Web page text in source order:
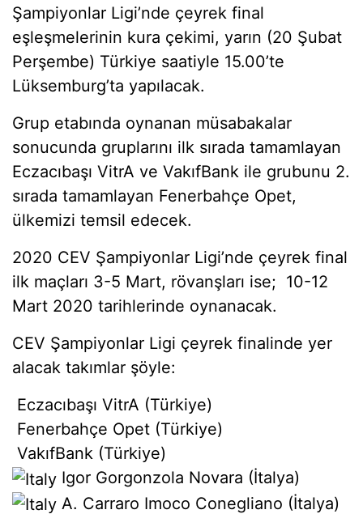
Şampiyonlar Ligi’nde çeyrek final
eşleşmelerinin kura çekimi, yarın (20 Şubat
Perşembe) Türkiye saatiyle 15.00’te
Lüksemburg’ta yapılacak.
Grup etabında oynanan müsabakalar
sonucunda gruplarını ilk sırada tamamlayan
Eczacıbaşı VitrA ve VakıfBank ile grubunu 2.
sırada tamamlayan Fenerbahçe Opet,
ülkemizi temsil edecek.
2020 CEV Şampiyonlar Ligi’nde çeyrek final
ilk maçları 3-5 Mart, rövanşları ise; 10-12
Mart 2020 tarihlerinde oynanacak.
CEV Şampiyonlar Ligi çeyrek finalinde yer
alacak takımlar şöyle:
Eczacıbaşı VitrA (Türkiye)
Fenerbahçe Opet (Türkiye)
VakıfBank (Türkiye)
Igor Gorgonzola Novara (İtalya)
A. Carraro Imoco Conegliano (İtalya)